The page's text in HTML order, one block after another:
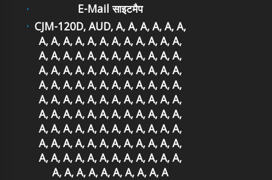
E-Mail साइटमैप
CJM-120D, AUD, A, A, A, A, A, A,
A, A, A, A, A, A, A, A, A, A, A, A,
A, A, A, A, A, A, A, A, A, A, A, A,
A, A, A, A, A, A, A, A, A, A, A, A,
A, A, A, A, A, A, A, A, A, A, A, A,
A, A, A, A, A, A, A, A, A, A, A, A,
A, A, A, A, A, A, A, A, A, A, A, A,
A, A, A, A, A, A, A, A, A, A, A, A,
A, A, A, A, A, A, A, A, A, A, A, A,
A, A, A, A, A, A, A, A, A, A, A, A,
A, A, A, A, A, A, A, A, A, A